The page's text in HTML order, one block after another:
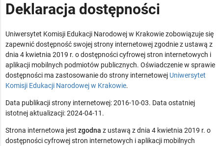
Deklaracja dostępności
Uniwersytet Komisji Edukacji Narodowej w Krakowiezobowiązuje się
zapewnić dostępność swojej strony internetowej zgodnie z ustawą z
dnia 4 kwietnia 2019 r. o dostępności cyfrowej stron internetowych i
aplikacji mobilnych podmiotów publicznych. Oświadczenie w sprawie
dostępności ma zastosowanie do strony internetowej Uniwersytet
Komisji Edukacji Narodowej w Krakowie.
Data publikacji strony internetowej:2016-10-03. Data ostatniej
istotnej aktualizacji:2024-04-11 .
Strona internetowa jest zgodna z ustawą z dnia 4 kwietnia 2019 r. o
dostępności cyfrowej stron internetowych i aplikacji mobilnych